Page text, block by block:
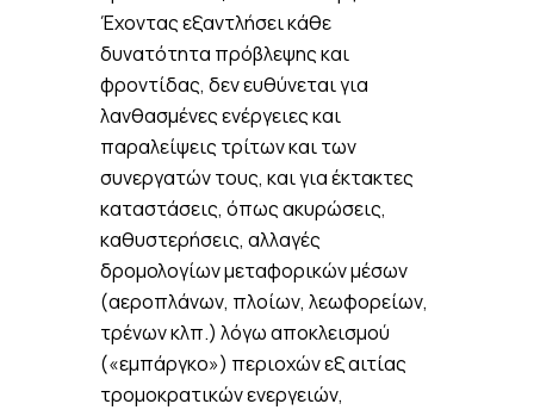
Έχοντας εξαντλήσει κάθε
δυνατότητα πρόβλεψης και
φροντίδας, δεν ευθύνεται για
λανθασμένες ενέργειες και
παραλείψεις τρίτων και των
συνεργατών τους, και για έκτακτες
καταστάσεις, όπως ακυρώσεις,
καθυστερήσεις, αλλαγές
δρομολογίων μεταφορικών μέσων
(αεροπλάνων, πλοίων, λεωφορείων,
τρένων κλπ.) λόγω αποκλεισμού
(«εμπάργκο») περιοχών εξ αιτίας
τρομοκρατικών ενεργειών,